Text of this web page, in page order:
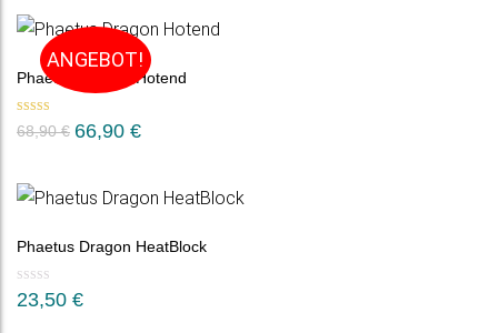
ANGEBOT!
Phaetus Dragon Hotend
Bewertet mit
5.00von 5
68,90€ 66,90 €
Phaetus Dragon HeatBlock
23,50 €